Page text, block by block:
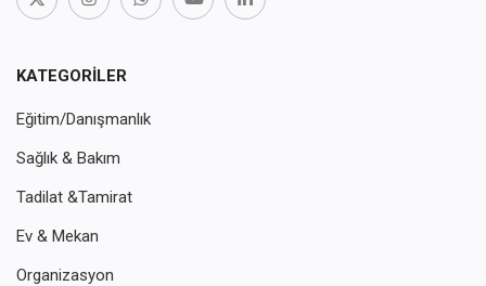
KATEGORILER
Eğitim/Danışmanlık
Sağlık & Bakım
Tadilat &Tamirat
Ev & Mekan
Organizasyon